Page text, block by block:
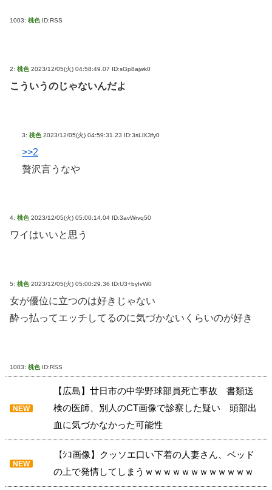
1003: 桃色 ID:RSS
2: 桃色 2023/12/05(火) 04:58:49.07 ID:sGp8ajwk0
こういうのじゃないんだよ
3: 桃色 2023/12/05(火) 04:59:31.23 ID:3sLlX3fy0
>>2
贅沢言うなや
4: 桃色 2023/12/05(火) 05:00:14.04 ID:3avWrvq50
ワイはいいと思う
5: 桃色 2023/12/05(火) 05:00:29.36 ID:U3+byIvW0
女が優位に立つのは好きじゃない
酔っ払ってエッチしてるのに気づかないくらいのが好き
1003: 桃色 ID:RSS
NEW
【広島】廿日市の中学野球部員死亡事故 書類送
検の医師、別人のCT画像で診察した疑い 頭部出
血に気づかなかった可能性
NEW
【ｼｺ画像】クッソエ口い下着の人妻さん、ベッド
の上で発情してしまうｗｗｗｗｗｗｗｗｗｗｗｗ